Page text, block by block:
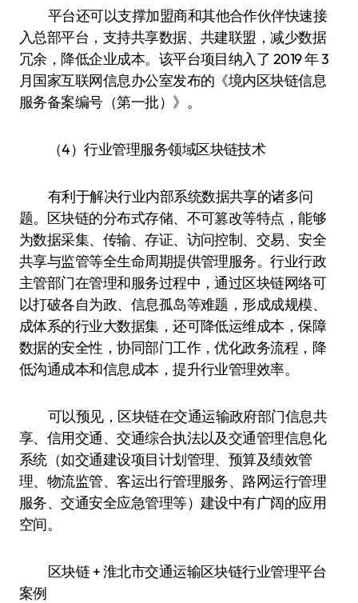
平台还可以支撑加盟商和其他合作伙伴快速接
入总部平台，支持共享数据、共建联盟，减少数据
冗余，降低企业成本。该平台项目纳入了 2019 年 3
月国家互联网信息办公室发布的《境内区块链信息
服务备案编号（第一批）》。
（4）行业管理服务领域区块链技术
有利于解决行业内部系统数据共享的诸多问
题。区块链的分布式存储、不可篡改等特点，能够
为数据采集、传输、存证、访问控制、交易、安全
共享与监管等全生命周期提供管理服务。行业行政
主管部门在管理和服务过程中，通过区块链网络可
以打破各自为政、信息孤岛等难题，形成成规模、
成体系的行业大数据集，还可降低运维成本，保障
数据的安全性，协同部门工作，优化政务流程，降
低沟通成本和信息成本，提升行业管理效率。
可以预见，区块链在交通运输政府部门信息共
享、信用交通、交通综合执法以及交通管理信息化
系统（如交通建设项目计划管理、预算及绩效管
理、物流监管、客运出行管理服务、路网运行管理
服务、交通安全应急管理等）建设中有广阔的应用
空间。
区块链 + 淮北市交通运输区块链行业管理平台
案例